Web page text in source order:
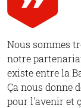
Nous sommes
notre
existe entre la
Ça nous donne
pour l'avenir et